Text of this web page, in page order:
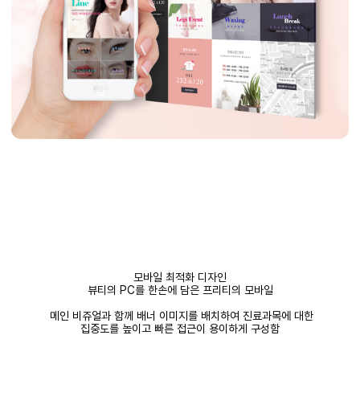
모바일 최적화 디자인
뷰티의 PC를 한손에 담은 프리티의 모바일
메인 비쥬얼과 함께 배너 이미지를 배치하여 진료과목에 대한
집중도를 높이고 빠른 접근이 용이하게 구성함